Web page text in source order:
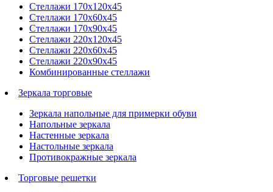
Стеллажи 170х120х45
Стеллажи 170х60х45
Стеллажи 170х90х45
Стеллажи 220х120х45
Стеллажи 220х60х45
Стеллажи 220х90х45
Комбинированные стеллажи
Зеркала торговые
Зеркала напольные для примерки обуви
Напольные зеркала
Настенные зеркала
Настольные зеркала
Противокражные зеркала
Торговые решетки